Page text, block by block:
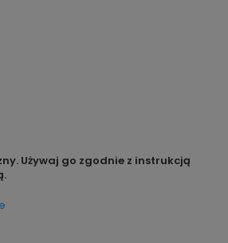
Używaj go zgodnie z instrukcją